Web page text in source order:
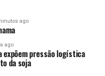
ago
ago
expõem pressão logística
da soja